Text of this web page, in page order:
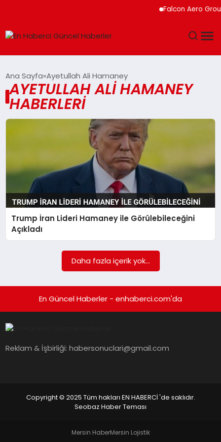
Falcon Aero
SPOR
SAĞLIK
MAGAZIN
DÜNYA
EKONOMI
Ana Sayfa Ayetullah Ali Hamaney
AYETULLAH ALI HAMANEY
HABERLERI
Trump İran Lideri Hamaney ile Görülebileceğini
Açıkladı
Daha fazla içerik yok...
En Güncel Haberler - enhaberci.com'da
Reklam & İşbirliği:habersonuclari@gmail.com
Copyright © 2025 Tüm hakları EN HABERCİ 'de saklıdır.
Seobaz Haber Teması
Mersin HaberMersin Lojistik